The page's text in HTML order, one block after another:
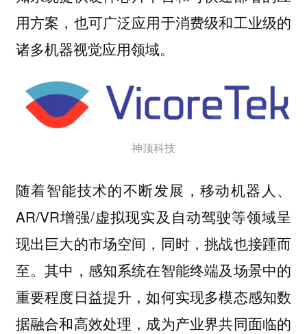
用方案，也可广泛应用于消费级和工业级的
诸多机器视觉应用领域。
神顶科技
随着智能技术的不断发展，移动机器人、
AR/VR增强/虚拟现实及自动驾驶等领域呈
现出巨大的市场空间，同时，挑战也接踵而
至。其中，感知系统在智能终端及场景中的
重要程度日益提升，如何实现多模态感知数
据融合和高效处理，成为产业界共同面临的